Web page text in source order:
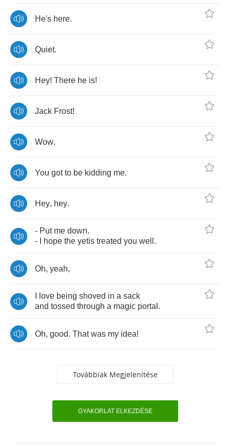
He's here.
Quiet.
Hey! There he is!
Jack Frost!
Wow.
You got to be kidding me.
Hey, hey.
- Put me down.
-
hope the yetis treated you well .
Oh, yeah,
love being shoved in a sack
and tossed through a magic portal .
Oh, good. That was my idea!
Továbbiak Megjelenítése
GYAKORLAT ELKEZDÉSE